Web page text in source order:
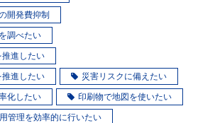
開発費抑制
調べたい
進したい
進したい 災害リスクに備えたい
化したい 印刷物で地図を使いたい
管理を効率的に行いたい